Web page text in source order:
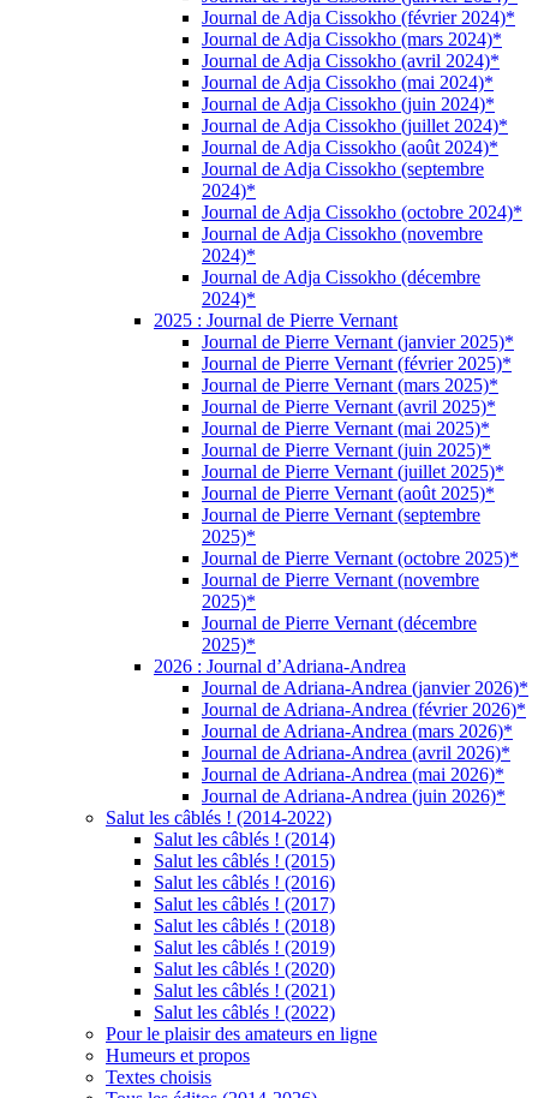
Journal de Adja Cissokho (février 2024)*
Journal de Adja Cissokho (mars 2024)*
Journal de Adja Cissokho (avril 2024)*
Journal de Adja Cissokho (mai 2024)*
Journal de Adja Cissokho (juin 2024)*
Journal de Adja Cissokho (juillet 2024)*
Journal de Adja Cissokho (août 2024)*
Journal de Adja Cissokho (septembre
2024)*
Journal de Adja Cissokho (octobre 2024)*
Journal de Adja Cissokho (novembre
2024)*
Journal de Adja Cissokho (décembre
2024)*
2025 : Journal de Pierre Vernant
Journal de Pierre Vernant (janvier 2025)*
Journal de Pierre Vernant (février 2025)*
Journal de Pierre Vernant (mars 2025)*
Journal de Pierre Vernant (avril 2025)*
Journal de Pierre Vernant (mai 2025)*
Journal de Pierre Vernant (juin 2025)*
Journal de Pierre Vernant (juillet 2025)*
Journal de Pierre Vernant (août 2025)*
Journal de Pierre Vernant (septembre
2025)*
Journal de Pierre Vernant (octobre 2025)*
Journal de Pierre Vernant (novembre
2025)*
Journal de Pierre Vernant (décembre
2025)*
2026 : Journal d’Adriana-Andrea
Journal de Adriana-Andrea (janvier 2026)*
Journal de Adriana-Andrea (février 2026)*
Journal de Adriana-Andrea (mars 2026)*
Journal de Adriana-Andrea (avril 2026)*
Journal de Adriana-Andrea (mai 2026)*
Journal de Adriana-Andrea (juin 2026)*
Salut les câblés ! (2014-2022)
Salut les câblés ! (2014)
Salut les câblés ! (2015)
Salut les câblés ! (2016)
Salut les câblés ! (2017)
Salut les câblés ! (2018)
Salut les câblés ! (2019)
Salut les câblés ! (2020)
Salut les câblés ! (2021)
Salut les câblés ! (2022)
Pour le plaisir des amateurs en ligne
Humeurs et propos
Textes choisis